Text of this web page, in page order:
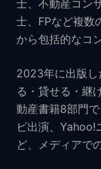
士、不動産コン
士、FPなど複数
から包括的なコ
2023年に出版し
る・貸せる・継
動産書籍8部門
ビ出演、Yahoo!
ど、メディアで